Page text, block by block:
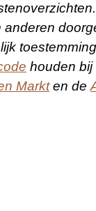
houden bij
Markten de